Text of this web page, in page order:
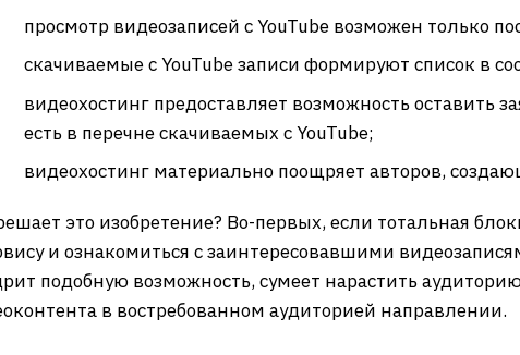
просмотр видеозаписей с YouTube возможен только
скачиваемые с YouTube записи формируют список в
видеохостинг предоставляет возможность оставить
есть в перечне скачиваемых с YouTube;
видеохостинг материально поощряет авторов,
это изобретение? Во-первых, если тотальная
и ознакомиться с заинтересовавшими
подобную возможность, сумеет нарастить
в востребованном аудиторией направлении.